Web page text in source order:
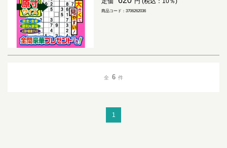
商品コード：3706262036
全 6 件
1